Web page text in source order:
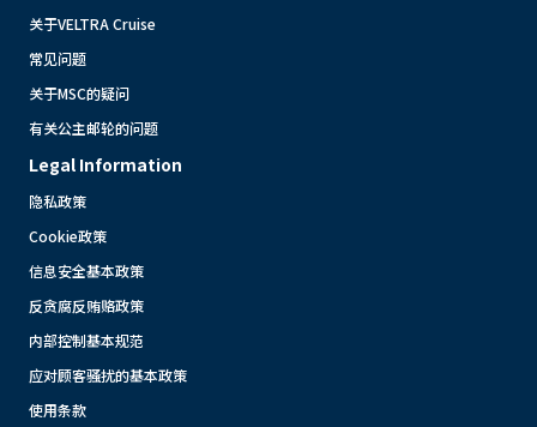
关于VELTRA Cruise
常见问题
关于MSC的疑问
有关公主邮轮的问题
Legal Information
隐私政策
Cookie政策
信息安全基本政策
反贪腐反贿赂政策
内部控制基本规范
应对顾客骚扰的基本政策
使用条款